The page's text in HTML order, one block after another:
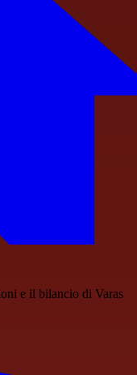
e il bilancio di Varas